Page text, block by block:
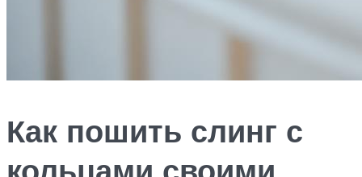
Как пошить слинг с